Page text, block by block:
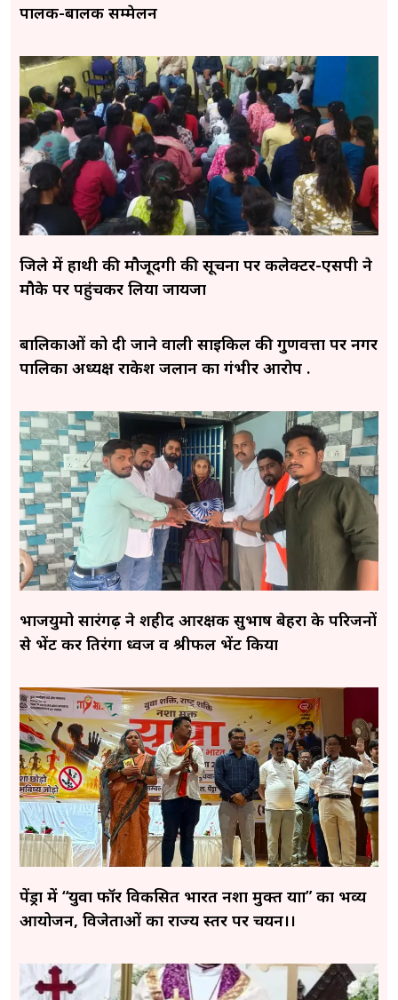
पालक-बालक सम्मेलन
जिले में हाथी की मौजूदगी की सूचना पर कलेक्टर-एसपी ने
मौके पर पहुंचकर लिया जायजा
बालिकाओं को दी जाने वाली साइकिल की गुणवत्ता पर नगर
पालिका अध्यक्ष राकेश जलान का गंभीर आरोप .
भाजयुमो सारंगढ़ ने शहीद आरक्षक सुभाष बेहरा के परिजनों
से भेंट कर तिरंगा ध्वज व श्रीफल भेंट किया
पेंड्रा में “युवा फॉर विकसित भारत नशा मुक्त यात्रा” का भव्य
आयोजन, विजेताओं का राज्य स्तर पर चयन।।